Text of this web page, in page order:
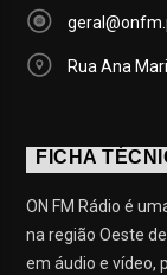
Rua Ana
FICHA
ON FM Rádio é
na região Oeste
em áudio e vídeo,